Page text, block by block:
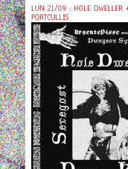
LUN 21/09 : HOLE DWELLER
PORTCULLIS